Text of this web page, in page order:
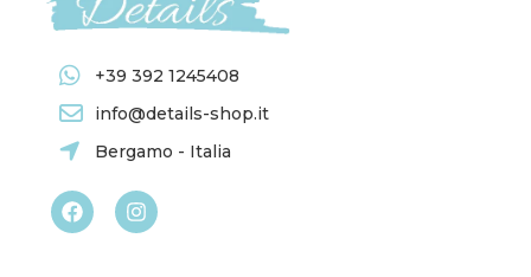
+39 392 1245408
info@details-shop.it
Bergamo - Italia